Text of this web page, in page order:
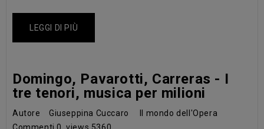
LEGGI DI PIÙ
Domingo, Pavarotti, Carreras - I
tre tenori, musica per milioni
Autore Giuseppina Cuccaro
Il mondo dell'Opera